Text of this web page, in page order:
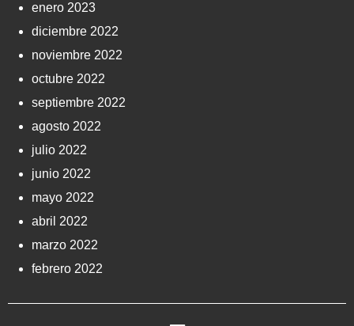
enero 2023
diciembre 2022
noviembre 2022
octubre 2022
septiembre 2022
agosto 2022
julio 2022
junio 2022
mayo 2022
abril 2022
marzo 2022
febrero 2022